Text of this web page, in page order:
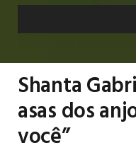
Shanta
asas dos
você”